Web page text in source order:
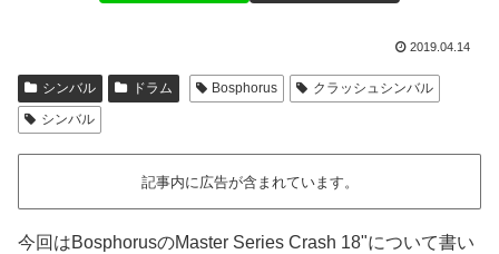
2019.04.14
シンバル ドラム Bosphorus
クラッシュシンバル
シンバル
記事内に広告が含まれています。
今回はBosphorusのMaster Series Crash 18"について書い